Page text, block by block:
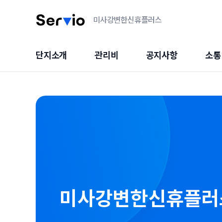
미사강변한신휴플러스
단지소개 관리비 공지사항 소통
미사강변한신휴플